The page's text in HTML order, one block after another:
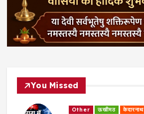
You Missed
Other ऊखीमठ केदारनाथ